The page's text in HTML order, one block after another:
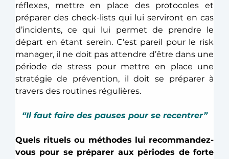
réflexes, mettre en place des protocoles et
préparer des check-lists qui lui serviront en cas
d’incidents, ce qui lui permet de prendre le
départ en étant serein. C’est pareil pour le risk
manager, il ne doit pas attendre d’être dans une
période de stress pour mettre en place une
stratégie de prévention, il doit se préparer à
travers des routines régulières.
“Il faut faire des pauses pour se recentrer”
Quels rituels ou méthodes lui recommandez-
vous pour se préparer aux périodes de forte